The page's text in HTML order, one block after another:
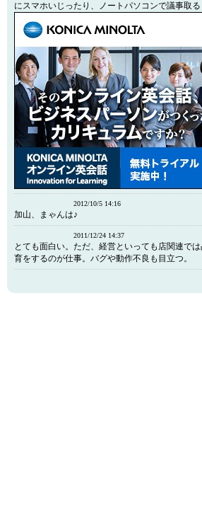
にスマホいじったり、ノートパソコンで議事取
2012/10/5 14:16
加山、まゃんは♪
2011/12/24 14:37
とても面白い。ただ、経営といっても店関連で
育をするのが仕事。バグや動作不良も目立つ。